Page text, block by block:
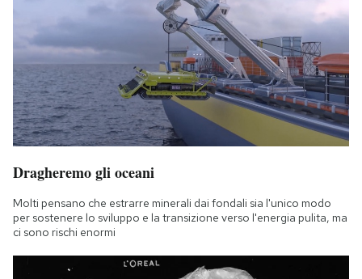
Dragheremo gli oceani
Molti pensano che estrarre minerali dai fondali sia l'unico modo
per sostenere lo sviluppo e la transizione verso l'energia pulita, ma
ci sono rischi enormi